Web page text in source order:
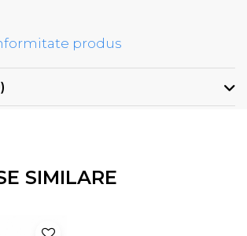
produs
SIMILARE